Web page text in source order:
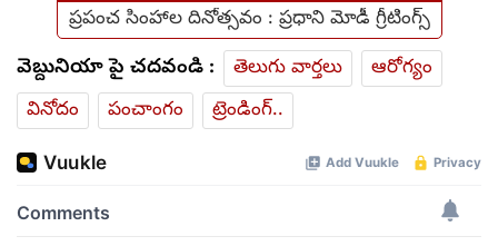
ప్రపంచ సింహాల దినోత్సవం : ప్రధాని మోడీ గ్రీటింగ్స్
వెబ్దునియా పై చదవండి : తెలుగు వార్తలు
ఆరోగ్యం
వినోదం
పంచాంగం ట్రెండింగ్..